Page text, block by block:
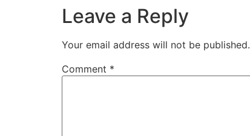
Leave a Reply
Your email address will not be published.
Comment *